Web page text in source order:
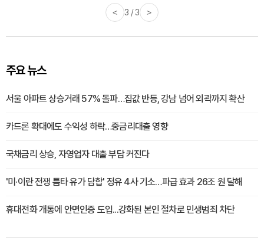
< 1 / 3 >
주요 뉴스
서울 아파트 상승거래 57% 돌파…집값 반등, 강남 넘어 외곽까지 확산
카드론 확대에도 수익성 하락…중금리대출 영향
국채금리 상승, 자영업자 대출 부담 커진다
'미·이란 전쟁 틈타 유가 담합' 정유 4사 기소…파급 효과 26조 원 달해
휴대전화 개통에 안면인증 도입...강화된 본인 절차로 민생범죄 차단